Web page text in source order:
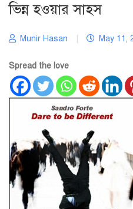
ভিন্ন হওয়ার সাহস
Munir Hasan May 11,
Spread the love